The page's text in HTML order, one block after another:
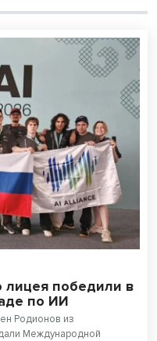
лицея победили в
по ИИ
Родионов из
Международной